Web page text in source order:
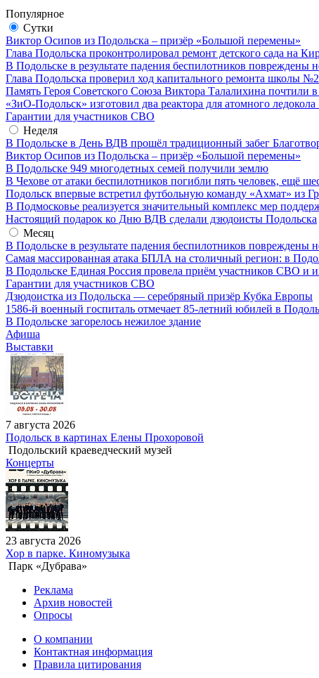
Популярное
Сутки
Виктор Осипов из Подольска – призёр «Большой перемены»
Глава Подольска проконтролировал ремонт детского сада на
В Подольске в результате падения беспилотников повреждены
Глава Подольска проверил ход капитального ремонта школы
Память Героя Советского Союза Виктора Талалихина почтили
«ЗиО-Подольск» изготовил два реактора для атомного
Гарантии для участников СВО
Неделя
В Подольске в День ВДВ прошёл традиционный забег
Виктор Осипов из Подольска – призёр «Большой перемены»
В Подольске 949 многодетных семей получили землю
В Чехове от атаки беспилотников погибли пять человек, ещё
Подольск впервые встретил футбольную команду «Ахмат» из
В Подмосковье реализуется значительный комплекс мер
Настоящий подарок ко Дню ВДВ сделали дзюдоисты Подольска
Месяц
В Подольске в результате падения беспилотников повреждены
Самая массированная атака БПЛА на столичный регион: в
В Подольске Единая Россия провела приём участников СВО и
Гарантии для участников СВО
Дзюдоистка из Подольска — серебряный призёр Кубка Европы
1586-й военный госпиталь отмечает 85-летний юбилей в
В Подольске загорелось нежилое здание
Афиша
Выставки
7 августа 2026
Подольск в картинах Елены Прохоровой
Подольский краеведческий музей
Концерты
23 августа 2026
Хор в парке. Киномузыка
Парк «Дубрава»
Реклама
Архив новостей
Опросы
О компании
Контактная информация
Правила цитирования